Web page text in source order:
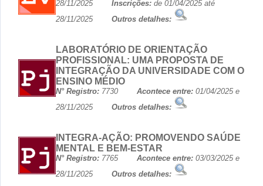
28/11/2025 Inscrições: de 01/04/2025 até
28/11/2025 Outros detalhes:
LABORATÓRIO DE ORIENTAÇÃO
PROFISSIONAL: UMA PROPOSTA DE
INTEGRAÇÃO DA UNIVERSIDADE COM O
ENSINO MÉDIO
N° Registro: 7730 Acontece entre: 01/04/2025 e
28/11/2025 Outros detalhes:
INTEGRA-AÇÃO: PROMOVENDO SAÚDE
MENTAL E BEM-ESTAR
N° Registro: 7765 Acontece entre: 03/03/2025 e
28/11/2025 Outros detalhes: